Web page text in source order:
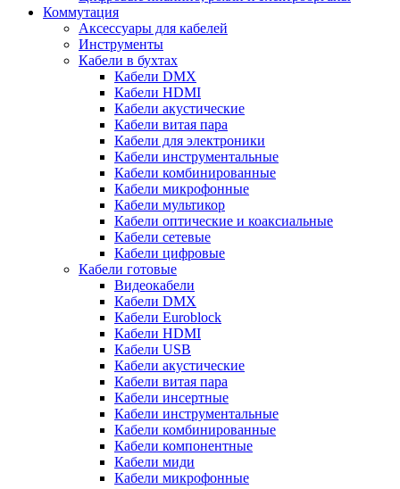
Коммутация
Аксессуары для кабелей
Инструменты
Кабели в бухтах
Кабели DMX
Кабели HDMI
Кабели акустические
Кабели витая пара
Кабели для электроники
Кабели инструментальные
Кабели комбинированные
Кабели микрофонные
Кабели мультикор
Кабели оптические и коаксиальные
Кабели сетевые
Кабели цифровые
Кабели готовые
Видеокабели
Кабели DMX
Кабели Euroblock
Кабели HDMI
Кабели USB
Кабели акустические
Кабели витая пара
Кабели инсертные
Кабели инструментальные
Кабели комбинированные
Кабели компонентные
Кабели миди
Кабели микрофонные